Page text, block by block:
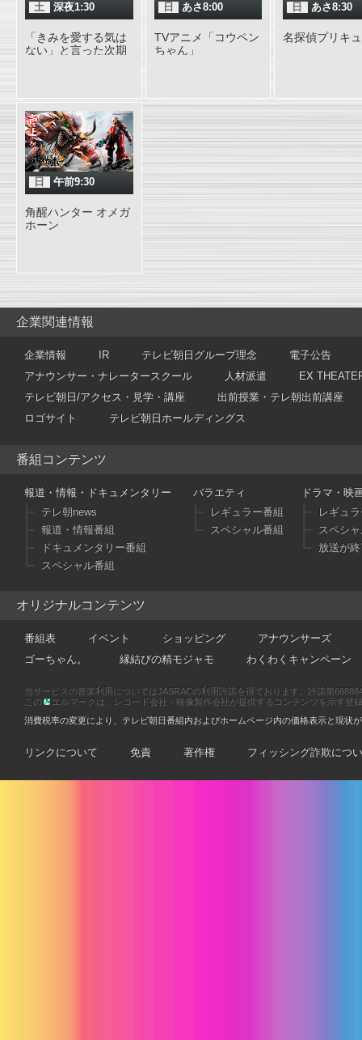
土 深夜1:30
「きみを愛する気は
ない」と言った次期
日 あさ8:00
TVアニメ「コウペン
ちゃん」
日 あさ8:30
名探偵プリキ
日 午前9:30
角醒ハンター オメガ
ホーン
企業関連情報
企業情報 IR テレビ朝日グループ理念
電子公告
アナウンサー・ナレータースクール
人材派遣
EX
テレビ朝日/アクセス・見学・講座
出前授業・テレ朝出前講座
ロゴサイト
テレビ朝日ホールディングス
番組コンテンツ
報道・情報・ドキュメンタリー
テレ朝news
報道・情報番組
ドキュメンタリー番組
スペシャル番組
バラエティ
レギュラー番組
スペシャル番組
ドラマ・映
レギュ
スペシ
放送が
オリジナルコンテンツ
番組表 イベント ショッピング
アナウンサーズ
ゴーちゃん。
縁結びの精モジャモ わくわくキャンペーン
当サービスの音楽利用についてはJASRACの利用許諾を得ております。許諾第
この
エルマークは、レコード会社・映像製作会社が提供するコンテンツを示す登
消費税率の変更により、テレビ朝日番組内およびホームページ内の価格表示と現状
リンクについて 免責 著作権 フィッシング詐欺につ